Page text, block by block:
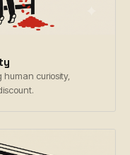
human curiosity,